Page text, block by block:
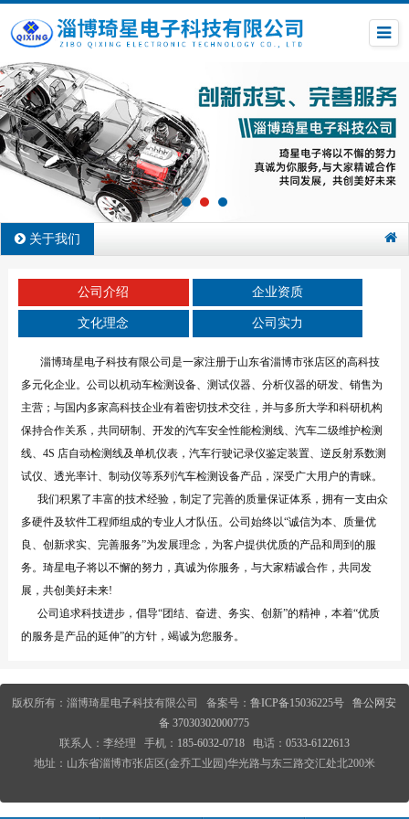
关于我们
公司介绍 企业资质
文化理念 公司实力
淄博琦星电子科技有限公司是一家注册于山东省淄博市张店区的高科技
多元化企业。公司以机动车检测设备、测试仪器、分析仪器的研发、销售为
主营；与国内多家高科技企业有着密切技术交往，并与多所大学和科研机构
保持合作关系，共同研制、开发的汽车安全性能检测线、汽车二级维护检测
线、4S 店自动检测线及单机仪表，汽车行驶记录仪鉴定装置、逆反射系数测
试仪、透光率计、制动仪等系列汽车检测设备产品，深受广大用户的青睐。
我们积累了丰富的技术经验，制定了完善的质量保证体系，拥有一支由众
多硬件及软件工程师组成的专业人才队伍。公司始终以“诚信为本、质量优
良、创新求实、完善服务”为发展理念，为客户提供优质的产品和周到的服
务。琦星电子将以不懈的努力，真诚为你服务，与大家精诚合作，共同发
展，共创美好未来!
公司追求科技进步，倡导“团结、奋进、务实、创新”的精神，本着“优质
的服务是产品的延伸”的方针，竭诚为您服务。
版权所有：淄博琦星电子科技有限公司备案号：鲁ICP备15036225号
鲁公网安
备 37030302000775
联系人：李经理 手机： 185-6032-0718电话： 0533-6122613
地址：山东省淄博市张店区(金乔工业园)华光路与东三路交汇处北200米